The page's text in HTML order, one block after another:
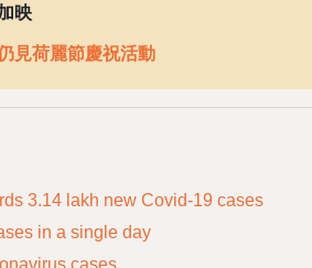
映
見荷麗節慶祝活動
3.14 lakh new Covid-19 cases
in a single day
cases